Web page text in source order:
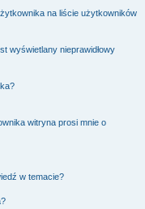
na liście użytkowników
wyświetlany nieprawidłowy
witryna prosi mnie o
w temacie?